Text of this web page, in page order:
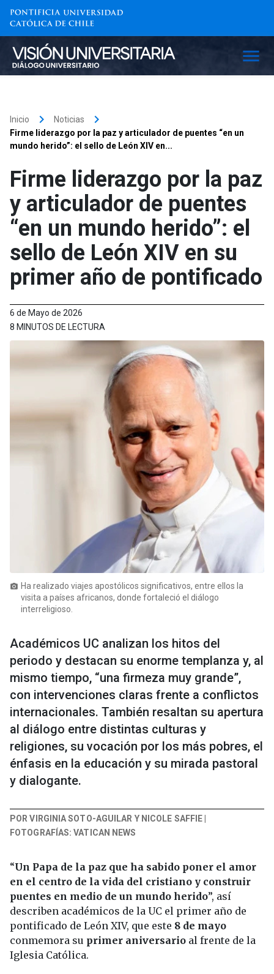
Inicio keyboard_arrow_right Noticias keyboard_arrow_right
Firme liderazgo por la paz y articulador de puentes “en un
mundo herido”: el sello de León XIV en...
Firme liderazgo por la paz
y articulador de puentes
“en un mundo herido”: el
sello de León XIV en su
primer año de pontificado
6 de Mayo de 2026
8 MINUTOS DE LECTURA
photo_camera Ha realizado viajes apostólicos significativos, entre ellos la
visita a países africanos, donde fortaleció el diálogo
interreligioso.
Académicos UC analizan los hitos del
periodo y destacan su enorme templanza y, al
mismo tiempo, “una firmeza muy grande”,
con intervenciones claras frente a conflictos
internacionales. También resaltan su apertura
al diálogo entre distintas culturas y
religiones, su vocación por los más pobres, el
énfasis en la educación y su mirada pastoral
y dialogante.
POR VIRGINIA SOTO-AGUILAR Y NICOLE SAFFIE |
FOTOGRAFÍAS: VATICAN NEWS
“Un Papa de la paz que ha sabido poner el amor
en el centro de la vida del cristiano y construir
puentes en medio de un mundo herido”, así
describen académicos de la UC el primer año de
pontificado de León XIV, que este 8 de mayo
conmemora su primer aniversario al frente de la
Iglesia Católica.